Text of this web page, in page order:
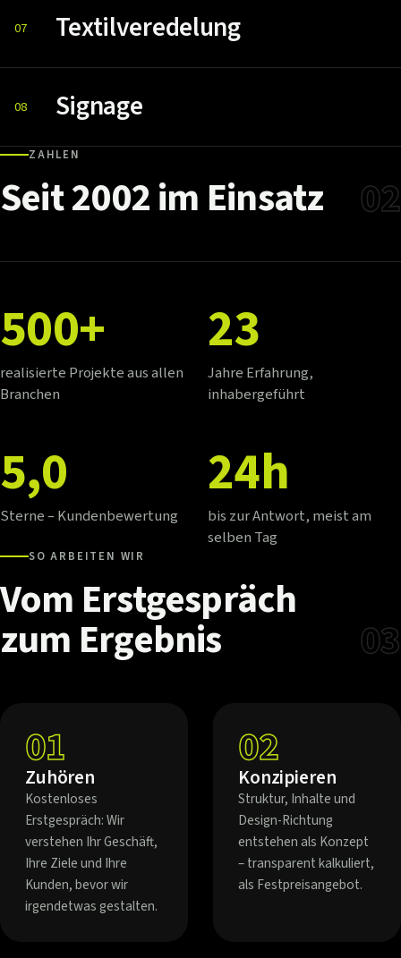
07 Textilveredelung
08 Signage
ZAHLEN
Seit2002im Einsatz 02
500+
realisierte Projekte aus allen
Branchen
23
Jahre Erfahrung,
inhabergeführt
5,0
Sterne – Kundenbewertung
24h
bis zur Antwort, meist am
selben Tag
SO ARBEITEN WIR
Vom Erstgespräch
zum Ergebnis
03
01
Zuhören
Kostenloses
Erstgespräch: Wir
verstehen Ihr Geschäft,
Ihre Ziele und Ihre
Kunden, bevor wir
irgendetwas gestalten.
02
Konzipieren
Struktur, Inhalte und
Design-Richtung
entstehen als Konzept
– transparent kalkuliert,
als Festpreisangebot.